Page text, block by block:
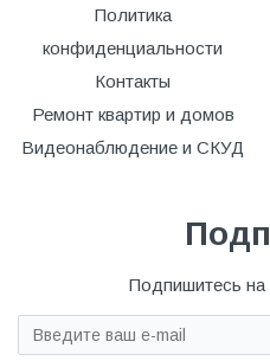
Политика
конфиденциальности
Контакты
Ремонт квартир и домов
Видеонаблюдение и СКУД
Подпишитесь на